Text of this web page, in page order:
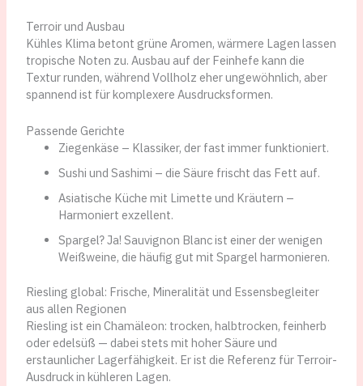
Terroir und Ausbau
Kühles Klima betont grüne Aromen, wärmere Lagen lassen
tropische Noten zu. Ausbau auf der Feinhefe kann die
Textur runden, während Vollholz eher ungewöhnlich, aber
spannend ist für komplexere Ausdrucksformen.
Passende Gerichte
Ziegenkäse – Klassiker, der fast immer funktioniert.
Sushi und Sashimi – die Säure frischt das Fett auf.
Asiatische Küche mit Limette und Kräutern –
Harmoniert exzellent.
Spargel? Ja! Sauvignon Blanc ist einer der wenigen
Weißweine, die häufig gut mit Spargel harmonieren.
Riesling global: Frische, Mineralität und Essensbegleiter
aus allen Regionen
Riesling ist ein Chamäleon: trocken, halbtrocken, feinherb
oder edelsüß — dabei stets mit hoher Säure und
erstaunlicher Lagerfähigkeit. Er ist die Referenz für Terroir-
Ausdruck in kühleren Lagen.